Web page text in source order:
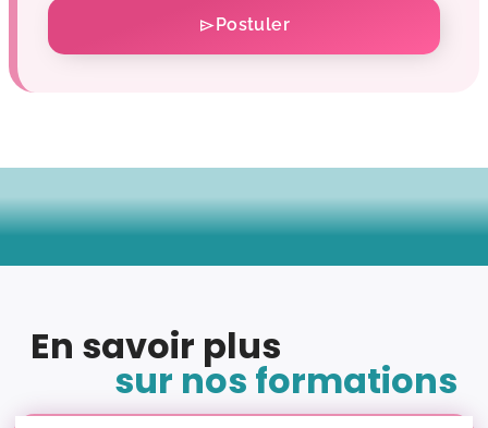
Postuler
En savoir plus
sur nos formations